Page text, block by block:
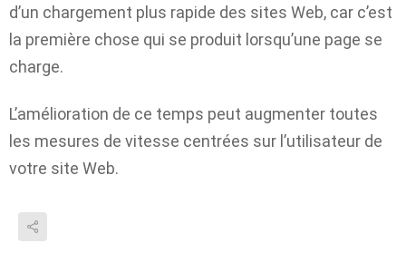
d’un chargement plus rapide des sites Web, car c’est
la première chose qui se produit lorsqu’une page se
charge.
L’amélioration de ce temps peut augmenter toutes
les mesures de vitesse centrées sur l’utilisateur de
votre site Web.